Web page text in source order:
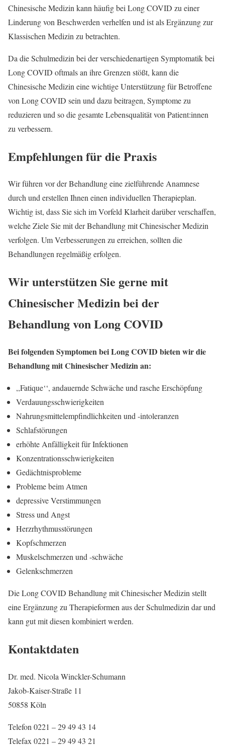
Chinesische Medizin kann häufig bei Long COVID zu einer
Linderung von Beschwerden verhelfen und ist als Ergänzung zur
Klassischen Medizin zu betrachten.
Da die Schulmedizin bei der verschiedenartigen Symptomatik bei
Long COVID oftmals an ihre Grenzen stößt, kann die
Chinesische Medizin eine wichtige Unterstützung für Betroffene
von Long COVID sein und dazu beitragen, Symptome zu
reduzieren und so die gesamte Lebensqualität von Patient:innen
zu verbessern.
Empfehlungen für die Praxis
Wir führen vor der Behandlung eine zielführende Anamnese
durch und erstellen Ihnen einen individuellen Therapieplan.
Wichtig ist, dass Sie sich im Vorfeld Klarheit darüber verschaffen,
welche Ziele Sie mit der Behandlung mit Chinesischer Medizin
verfolgen. Um Verbesserungen zu erreichen, sollten die
Behandlungen regelmäßig erfolgen.
Wir unterstützen Sie gerne mit
Chinesischer Medizin bei der
Behandlung von Long COVID
Bei folgenden Symptomen bei Long COVID bieten wir die
Behandlung mit Chinesischer Medizin an:
,,Fatique‘‘, andauernde Schwäche und rasche Erschöpfung
Verdauungsschwierigkeiten
Nahrungsmittelempfindlichkeiten und -intoleranzen
Schlafstörungen
erhöhte Anfälligkeit für Infektionen
Konzentrationsschwierigkeiten
Gedächtnisprobleme
Probleme beim Atmen
depressive Verstimmungen
Stress und Angst
Herzrhythmusstörungen
Kopfschmerzen
Muskelschmerzen und -schwäche
Gelenkschmerzen
Die Long COVID Behandlung mit Chinesischer Medizin stellt
eine Ergänzung zu Therapieformen aus der Schulmedizin dar und
kann gut mit diesen kombiniert werden.
Kontaktdaten
Dr. med. Nicola Winckler-Schumann
Jakob-Kaiser-Straße 11
50858 Köln
Telefon 0221 – 29 49 43 14
Telefax 0221 – 29 49 43 21